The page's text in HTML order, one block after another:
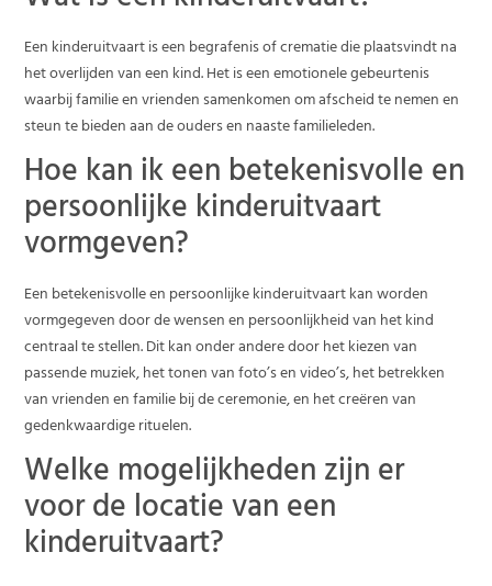
Een kinderuitvaart is een begrafenis of crematie die plaatsvindt na
het overlijden van een kind. Het is een emotionele gebeurtenis
waarbij familie en vrienden samenkomen om afscheid te nemen en
steun te bieden aan de ouders en naaste familieleden.
Hoe kan ik een betekenisvolle en
persoonlijke kinderuitvaart
vormgeven?
Een betekenisvolle en persoonlijke kinderuitvaart kan worden
vormgegeven door de wensen en persoonlijkheid van het kind
centraal te stellen. Dit kan onder andere door het kiezen van
passende muziek, het tonen van foto’s en video’s, het betrekken
van vrienden en familie bij de ceremonie, en het creëren van
gedenkwaardige rituelen.
Welke mogelijkheden zijn er
voor de locatie van een
kinderuitvaart?